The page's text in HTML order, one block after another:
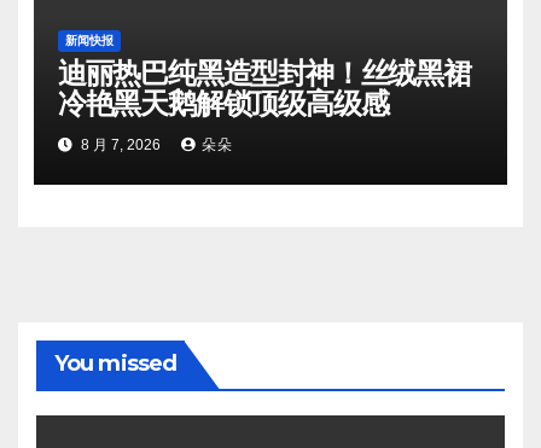
新闻快报
迪丽热巴纯黑造型封神！丝绒黑裙
冷艳黑天鹅解锁顶级高级感
8 月 7, 2026 朵朵
You missed